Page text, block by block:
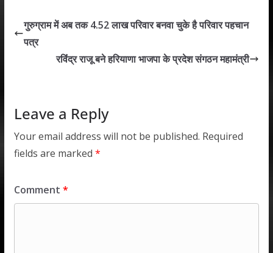
s
p
b
o
er e
n
l e
गुरुग्राम में अब तक 4.52 लाख परिवार बनवा चुके है परिवार पहचान
पत्र
रविंंद्र राजू बने हरियाणा भाजपा के प्रदेश संगठन महामंत्री
Leave a Reply
Your email address will not be published. Required
fields are marked *
Comment *